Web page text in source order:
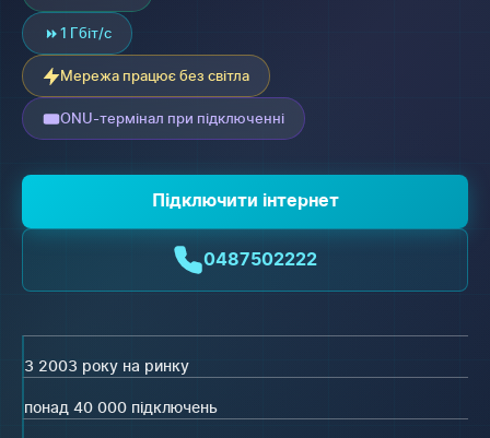
1 Гбіт/с
Мережа працює без світла
ONU-термінал при підключенні
Підключити інтернет
0487502222
З 2003 року на ринку
понад 40 000 підключень